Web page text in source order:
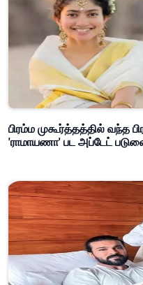
பிரம்ம முகூர்த்தத்தில் வந்த
'ராமாயணா' பட அப்டேட்